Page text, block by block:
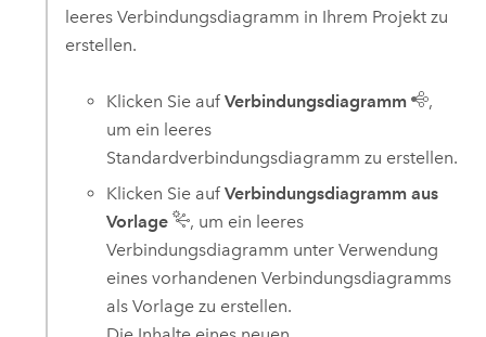
leeres Verbindungsdiagramm in Ihrem Projekt zu
erstellen.
Klicken Sie aufVerbindungsdiagramm
,
um ein leeres
Standardverbindungsdiagramm zu erstellen.
Klicken Sie aufVerbindungsdiagramm aus
Vorlage
, um ein leeres
Verbindungsdiagramm unter Verwendung
eines vorhandenen Verbindungsdiagramms
als Vorlage zu erstellen.